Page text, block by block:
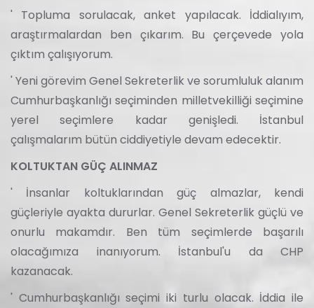
' Topluma sorulacak, anket yapılacak. İddialıyım,
araştırmalardan ben çıkarım. Bu çerçevede yola
çıktım çalışıyorum.
' Yeni görevim Genel Sekreterlik ve sorumluluk alanım
Cumhurbaşkanlığı seçiminden milletvekilliği seçimine
yerel seçimlere kadar genişledi. İstanbul
çalışmalarım bütün ciddiyetiyle devam edecektir.
KOLTUKTAN GÜÇ ALINMAZ
' İnsanlar koltuklarından güç almazlar, kendi
güçleriyle ayakta dururlar. Genel Sekreterlik güçlü ve
onurlu makamdır. Ben tüm seçimlerde başarılı
olacağımıza inanıyorum. İstanbul'u da CHP
kazanacak.
' Cumhurbaşkanlığı seçimi iki turlu olacak. İddia ile